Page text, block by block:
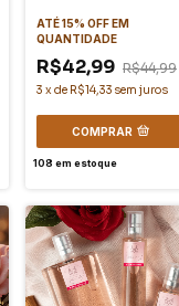
ATÉ 15% OFFEM
QUANTIDADE
R$42,99 R$44,99
3 xde R$14,33 sem juros
COMPRAR
108 em estoque